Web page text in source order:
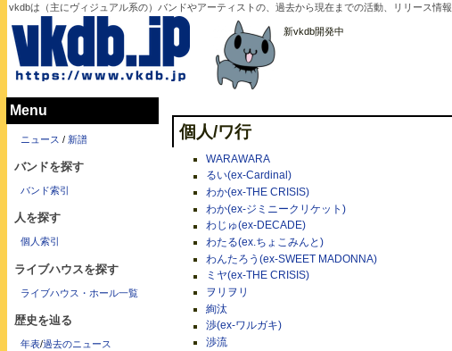
vkdbは（主にヴィジュアル系の）バンドやアーティストの、過去から現在までの活動、リリース情
新vkdb開発中
個人/ワ行
WARAWARA
るい(ex-Cardinal)
わか(ex-THE CRISIS)
わか(ex-ジミニークリケット)
わじゅ(ex-DECADE)
わたる(ex.ちょこみんと)
わんたろう(ex-SWEET MADONNA)
ミヤ(ex-THE CRISIS)
ヲリヲリ
絢汰
渉(ex-ワルガキ)
渉流
Menu
ニュース / 新譜
バンドを探す
バンド索引
人を探す
個人索引
ライブハウスを探す
ライブハウス・ホール一覧
歴史を辿る
年表/過去のニュース